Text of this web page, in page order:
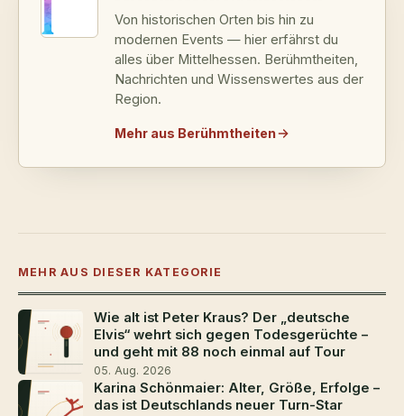
Von historischen Orten bis hin zu
modernen Events — hier erfährst du
alles über Mittelhessen. Berühmtheiten,
Nachrichten und Wissenswertes aus der
Region.
Mehr aus Berühmtheiten
MEHR AUS DIESER KATEGORIE
Wie alt ist Peter Kraus? Der „deutsche
Elvis“ wehrt sich gegen Todesgerüchte –
und geht mit 88 noch einmal auf Tour
05. Aug. 2026
Karina Schönmaier: Alter, Größe, Erfolge –
das ist Deutschlands neuer Turn-Star